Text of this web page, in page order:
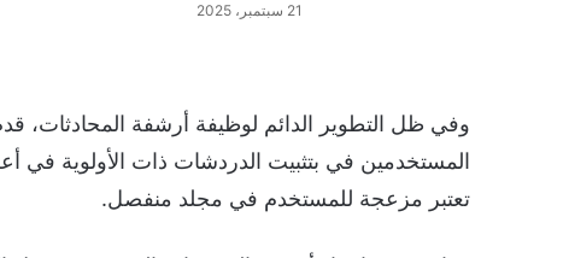
21 سبتمبر، 2025
وفي ظل التطوير الدائم لوظيفة أرشفة المحادثات،
المستخدمين في بتثبيت الدردشات ذات الأولوية
تعتبر مزعجة للمستخدم في مجلد منفصل.